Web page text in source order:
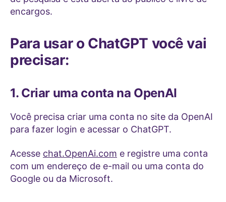
encargos.
Para usar o ChatGPT você vai
precisar:
1. Criar uma conta na OpenAI
Você precisa criar uma conta no site da OpenAI
para fazer login e acessar o ChatGPT.
Acesse chat.OpenAi.com e registre uma conta
com um endereço de e-mail ou uma conta do
Google ou da Microsoft.